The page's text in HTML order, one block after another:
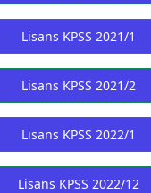
Lisans KPSS 2021/1
Lisans KPSS 2021/2
Lisans KPSS 2022/1
Lisans KPSS 2022/12